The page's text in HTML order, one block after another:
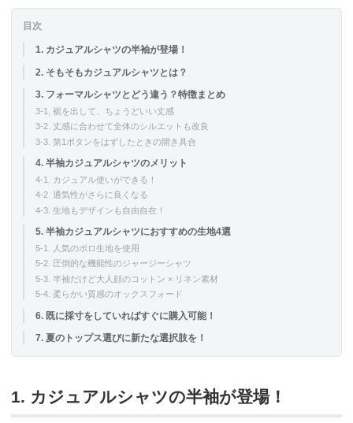
目次
1. カジュアルシャツの半袖が登場！
2. そもそもカジュアルシャツとは？
3. フォーマルシャツとどう違う？特徴まとめ
3-1. 裾を出して、ちょうどいい丈感
3-2. 丈感に合わせて全体のシルエットも改良
3-3. 第1ボタンをはずしたときの開き具合
4. 半袖カジュアルシャツのメリット
4-1. カジュアル使いができる！
4-2. 通気性がさらに良くなる
4-3. 生地もデザインも自由自在！
5. 半袖カジュアルシャツにおすすめの生地4選
5-1. 人気のポロ生地を使用
5-2. 圧倒的な機能性のジャージーシャツ
5-3. 半袖だけど大人顔のコットン × リネン素材
5-4. 柔らかい質感のオックスフォード
6. 既に採寸をしていればすぐに購入可能！
7. 夏のトップス選びに新たな選択肢を！
1. カジュアルシャツの半袖が登場！